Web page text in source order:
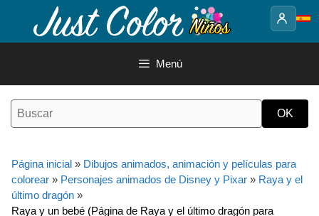
contenido
Menú
Página inicial » Dibujos animados, animación y películas para
colorear » Personajes animados de Disney y Pixar » Raya y el
último dragón »
Raya y un bebé (Página de Raya y el último dragón para